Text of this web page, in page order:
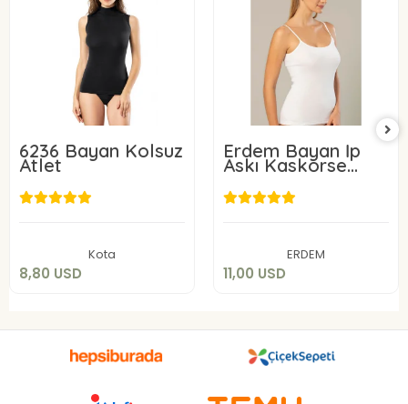
6236 Bayan Kolsuz
Atlet
Kota
8,80 USD
8,80 USD
Erdem Bayan İp
Askı Kaskorse
Atlet 2153
ERDEM
11,00 USD
11,00 USD